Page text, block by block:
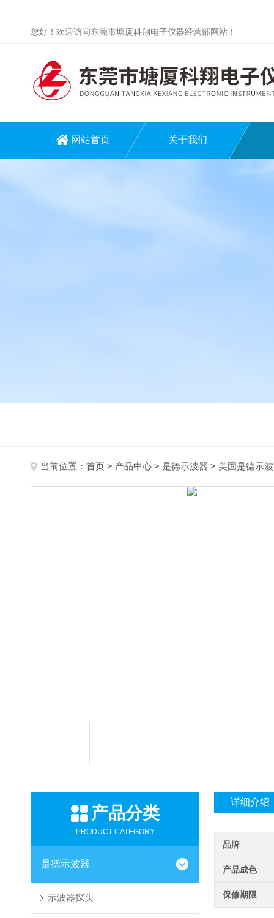
您好！欢迎访问东莞市塘厦科翔电子仪器经营部网站！
网站首页 关于我们
当前位置： 首页 > 产品中心 > 是德示波器 > 美国是德示
产品分类
PRODUCT CATEGORY
是德示波器
示波器探头
详细介绍
品牌
产品成色
保修期限